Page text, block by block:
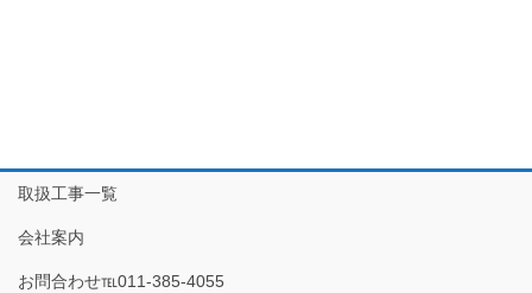
取扱工事一覧
会社案内
お問合わせ℡011-385-4055